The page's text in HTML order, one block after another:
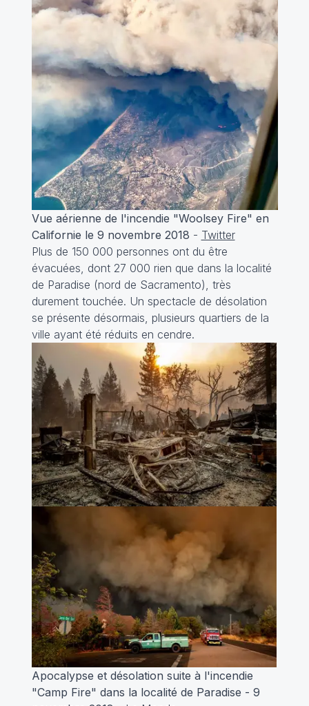
Vue aérienne de l'incendie "Woolsey Fire" en
Californie le 9 novembre 2018 - Twitter
Plus de 150 000 personnes ont du être
évacuées, dont 27 000 rien que dans la localité
de Paradise (nord de Sacramento), très
durement touchée. Un spectacle de désolation
se présente désormais, plusieurs quartiers de la
ville ayant été réduits en cendre.
Apocalypse et désolation suite à l'incendie
"Camp Fire" dans la localité de Paradise - 9